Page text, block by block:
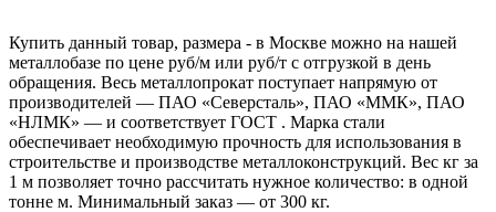
Купить данный товар, размера - в Москве можно на нашей
металлобазе по цене руб/м или руб/т с отгрузкой в день
обращения. Весь металлопрокат поступает напрямую от
производителей — ПАО «Северсталь», ПАО «ММК», ПАО
«НЛМК» — и соответствует ГОСТ . Марка стали
обеспечивает необходимую прочность для использования в
строительстве и производстве металлоконструкций. Вес кг за
1 м позволяет точно рассчитать нужное количество: в одной
тонне м. Минимальный заказ — от 300 кг.